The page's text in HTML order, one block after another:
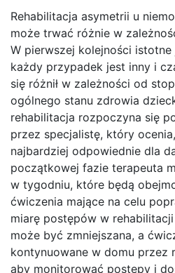
Rehabilitacja asymetrii u
może trwać różnie w
W pierwszej kolejności
każdy przypadek jest inny i
się różnił w zależności od
ogólnego stanu zdrowia
rehabilitacja rozpoczyna się
przez specjalistę, który
najbardziej odpowiednie dla
początkowej fazie terapeuta
w tygodniu, które będą
ćwiczenia mające na celu
miarę postępów w
może być zmniejszana, a
kontynuowane w domu przez
aby monitorować postępy i